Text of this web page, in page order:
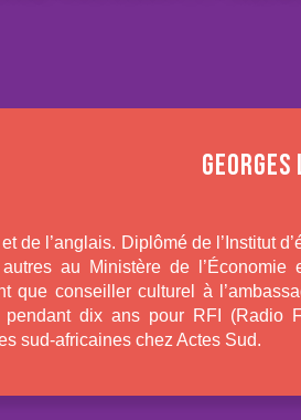
GEORGES
de l’anglais. Diplômé de l’Institut
au Ministère de l’Économie
que conseiller culturel à
dix ans pour RFI (Radio
sud-africaines chez Actes Sud.